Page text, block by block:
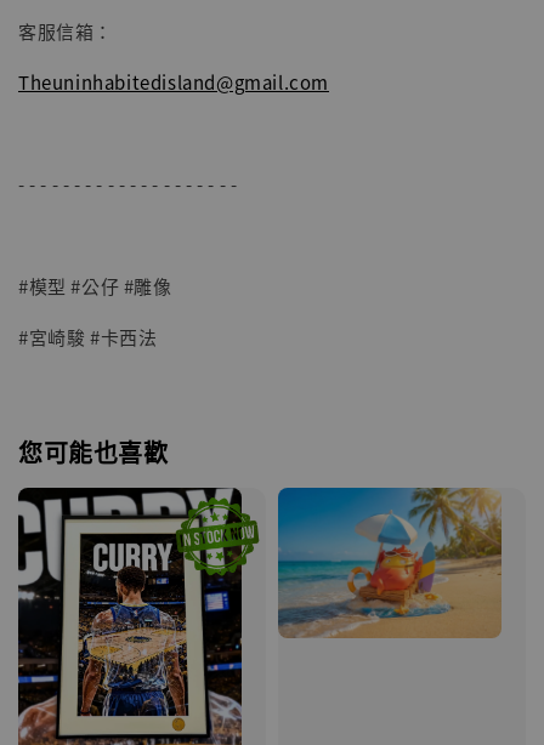
客服信箱：
Theuninhabitedisland@gmail.com
- - - - - - - - - - - - - - - - - - - -
#模型 #公仔 #雕像
#宮崎駿 #卡西法
您可能也喜歡